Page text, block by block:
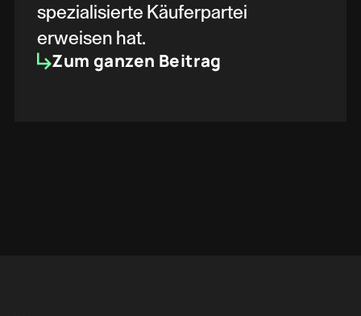
spezialisierte Käuferpartei
erweisen hat.
Zum ganzen Beitrag